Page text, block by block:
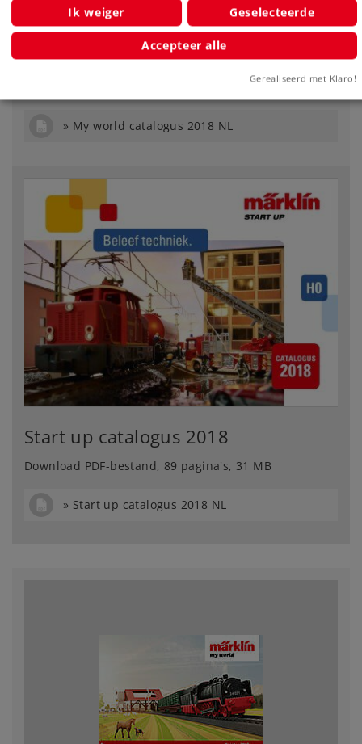
My world catalogus 2018
Download PDF-bestand, 27 pagina's, 8 MB
My world catalogus 2018 NL
Start up catalogus 2018
Download PDF-bestand, 89 pagina's, 31 MB
Start up catalogus 2018 NL
Ik weiger Geselecteerde
Accepteer alle
Gerealiseerd met Klaro!